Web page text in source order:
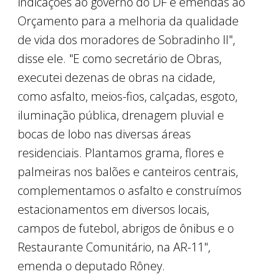
Orçamento para a melhoria da qualidade
de vida dos moradores de Sobradinho II",
disse ele. "E como secretário de Obras,
executei dezenas de obras na cidade,
como asfalto, meios-fios, calçadas, esgoto,
iluminação pública, drenagem pluvial e
bocas de lobo nas diversas áreas
residenciais. Plantamos grama, flores e
palmeiras nos balões e canteiros centrais,
complementamos o asfalto e construímos
estacionamentos em diversos locais,
campos de futebol, abrigos de ônibus e o
Restaurante Comunitário, na AR-11",
emenda o deputado Rôney.